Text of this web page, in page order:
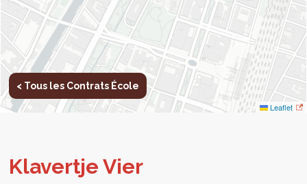
Leaflet
< Tous les Contrats École
Kla­vertje Vier